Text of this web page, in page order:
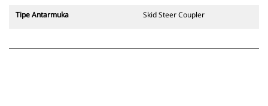
Tipe Antarmuka Skid Steer Coupler